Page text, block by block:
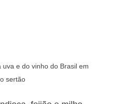
e do vinho do Brasil em
sertão